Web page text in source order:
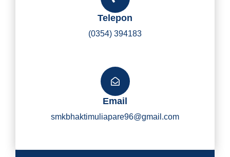
Y
I
Telepon
(0354) 394183
Email
smkbhaktimuliapare96@gmail.com